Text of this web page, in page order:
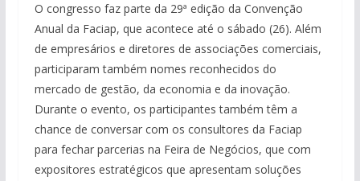
O congresso faz parte da 29ª edição da Convenção
Anual da Faciap, que acontece até o sábado (26). Além
de empresários e diretores de associações comerciais,
participaram também nomes reconhecidos do
mercado de gestão, da economia e da inovação.
Durante o evento, os participantes também têm a
chance de conversar com os consultores da Faciap
para fechar parcerias na Feira de Negócios, que com
expositores estratégicos que apresentam soluções